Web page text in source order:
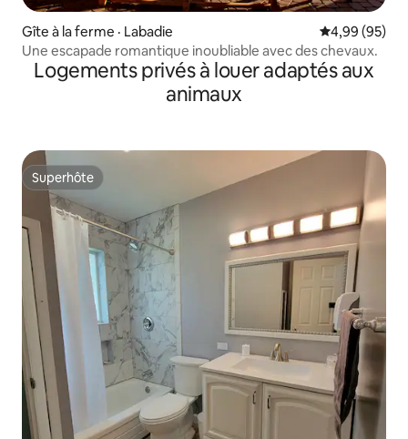
Gîte à la ferme · Labadie Note
4,99 (95)
Une escapade romantique inoubliable avec des chevaux.
Logements privés à louer adaptés aux
animaux
Superhôte
Superhôte